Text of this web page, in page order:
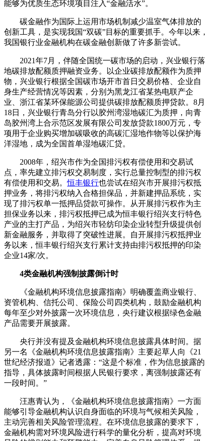
能够为优质生态环境项目注入“金融活水”。
碳金融作为国际上运用市场机制减少温室气体排放的
创新工具，是实现我国“双碳”目标的重要抓手。今年以来，
我国银行业金融机构在碳金融创新做了许多新尝试。
2021年7月，伴随全国统一碳市场的启动，兴业银行落
地碳排放配额质押融资业务。以企业碳排放配额作为质押
物，兴业银行根据全国碳市场开市首日交易价格、企业自
身生产经营情况等因素，分别为黑龙江省某热电联产企
业、浙江省某环保能源公司提供碳排放配额质押贷款。8月
18日，兴业银行青岛分行以胶州湾湿地碳汇为质押，向青
岛胶州湾上合示范区发展有限公司发放贷款1800万元，专
项用于企业购买增加碳吸收的高碳汇湿地作物等以保护海
洋湿地，成为全国首单湿地碳汇贷。
2008年，绍兴市作为全国排污权有偿使用和交易试
点，率先建立排污权交易制度，实行总量控制型的排污权
有偿使用和交易。恒丰银行也尝试在绍兴市开展排污权抵
押业务，将排污权纳入合格担保品，并新建押品系统，实
现了排污权单一抵押品贷款可操作。从开展排污权作为主
担保业务以来，排污权抵押已成为恒丰银行绍兴支行特色
产业的主打产品，为绍兴市轻纺印染企业转型升级提供创
新金融服务，并取得了突破性进展。自开展排污权抵押业
务以来，恒丰银行绍兴支行累计支持由排污权抵押的印染
企业14家/次。
4类金融机构强制披露倒计时
《金融机构环境信息披露指南》明确覆盖商业银行、
资管机构、信托公司、保险公司四类机构，鼓励金融机构
每年至少对外披露一次环境信息，央行建议根据绿色金融
产品需要开展披露。
央行并没有提及金融机构环境信息披露具体时间。据
另一名《金融机构环境信息披露指南》主要起草人向《21
世纪经济报道》记者透露：“这是个标准，作为信息披露的
指导，具体披露时间根据人民银行要求，离强制披露还有
一段时间。”
汪惠青认为，《金融机构环境信息披露指南》一方面
能够引导金融机构认识自身面临的环境与气候相关风险，
主动完善相关风险管理流程。在环境信息披露的要求下，
金融机构需对环境风险进行科学的量化分析，提高对环境